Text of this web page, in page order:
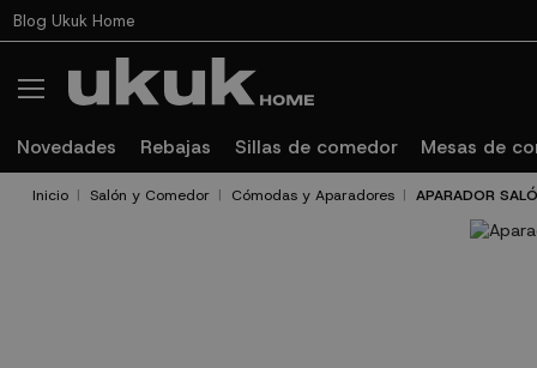
Blog Ukuk Home
Novedades Rebajas Sillas de comedor Mesas de
Inicio Salón y Comedor Cómodas y Aparadores APARADOR